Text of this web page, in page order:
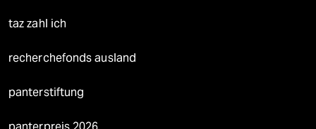
taz zahl ich
recherchefonds ausland
panterstiftung